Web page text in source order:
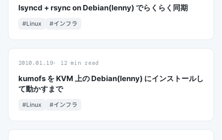
lsyncd + rsync on Debian(lenny) でらくらく同期
#Linux #インフラ
2010.01.19 12 min read
kumofs を KVM 上の Debian(lenny) にインストールし
て動かすまで
#Linux #インフラ